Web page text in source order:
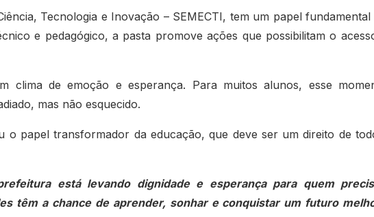
Tecnologia e Inovação – SEMECTI, tem um papel fundamental
e pedagógico, a pasta promove ações que possibilitam o
clima de emoção e esperança. Para muitos alunos, esse
mas não esquecido.
o papel transformador da educação, que deve ser um direito de
está levando dignidade e esperança para quem
têm a chance de aprender, sonhar e conquistar um futuro